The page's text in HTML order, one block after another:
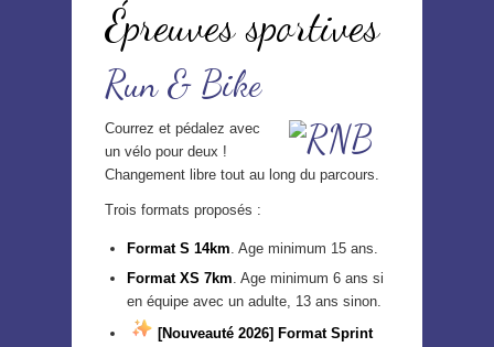
Épreuves sportives
Run & Bike
Courrez et pédalez avec
un vélo pour deux !
Changement libre tout au long du parcours.
Trois formats proposés :
Format S 14km. Age minimum 15 ans.
Format XS 7km. Age minimum 6 ans si
en équipe avec un adulte, 13 ans sinon.
[Nouveauté 2026] Format Sprint